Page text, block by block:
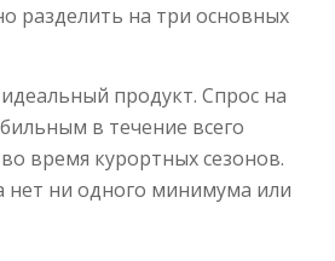
разделить на три основных
продукт. Спрос на
в течение всего
время курортных сезонов.
нет ни одного минимума или